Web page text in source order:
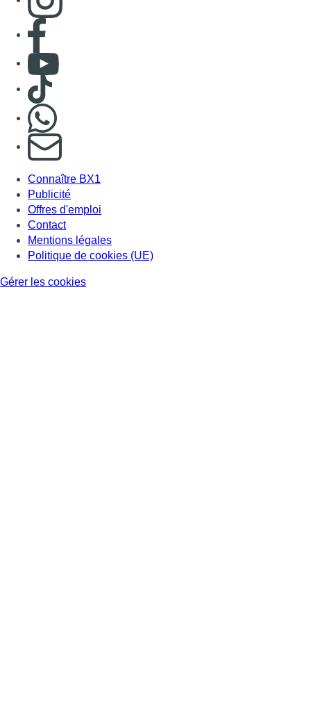
Consulter page Facebook
Consulter Youtube
Consulter TikTok
S'abonner à notre newsletter
Connaître BX1
Publicité
Offres d'emploi
Contact
Mentions légales
Politique de cookies (UE)
Gérer les cookies